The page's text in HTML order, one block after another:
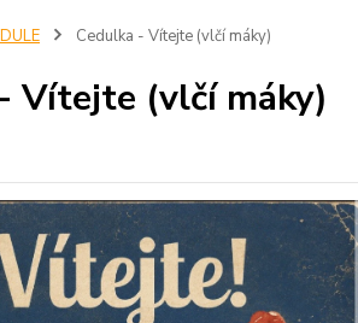
Cedulka - Vítejte (vlčí máky)
Vítejte (vlčí máky)